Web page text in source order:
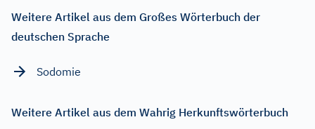
Weitere Artikel aus dem Großes Wörterbuch der
deutschen Sprache
Sodomie
Weitere Artikel aus dem Wahrig Herkunftswörterbuch